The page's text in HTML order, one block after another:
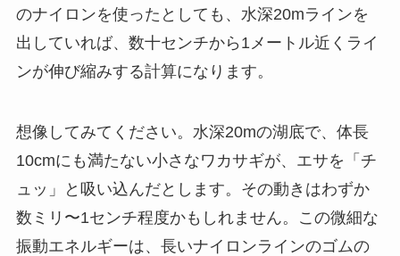
のナイロンを使ったとしても、水深20mラインを
出していれば、数十センチから1メートル近くライ
ンが伸び縮みする計算になります。
想像してみてください。水深20mの湖底で、体長
10cmにも満たない小さなワカサギが、エサを「チ
ュッ」と吸い込んだとします。その動きはわずか
数ミリ〜1センチ程度かもしれません。この微細な
振動エネルギーは、長いナイロンラインのゴムの